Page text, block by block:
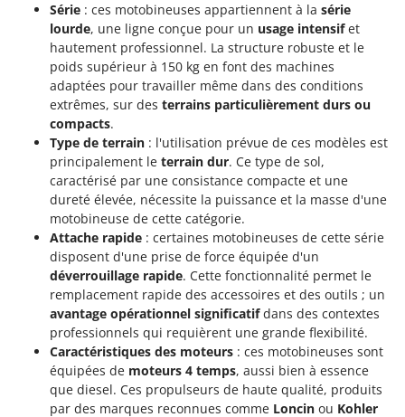
Stocker
Sunseeker
Tecla
TecnoGen
Tellarini Pompe
Telwin
Tenco
Tineco
Titania
Tornado
Tre Spade
Trev - Abrek - TecnoVIR
Trotec
Troy-Bilt
Série : ces motobineuses appartiennent à la série
lourde, une ligne conçue pour un usage intensifet
hautement professionnel. La structure robuste et le
poids supérieur à 150 kg en font des machines
adaptées pour travailler même dans des conditions
extrêmes, sur des terrains particulièrement durs ou
compacts.
Type de terrain : l'utilisation prévue de ces modèles est
principalement le terrain dur. Ce type de sol,
caractérisé par une consistance compacte et une
dureté élevée, nécessite la puissance et la masse d'une
motobineuse de cette catégorie.
Attache rapide : certaines motobineuses de cette série
disposent d'une prise de force équipée d'un
déverrouillage rapide. Cette fonctionnalité permet le
remplacement rapide des accessoires et des outils ; un
avantage opérationnel significatifdans des contextes
professionnels qui requièrent une grande flexibilité.
Caractéristiques des moteurs : ces motobineuses sont
équipées de moteurs 4 temps, aussi bien à essence
que diesel. Ces propulseurs de haute qualité, produits
par des marques reconnues comme Loncin ou Kohler